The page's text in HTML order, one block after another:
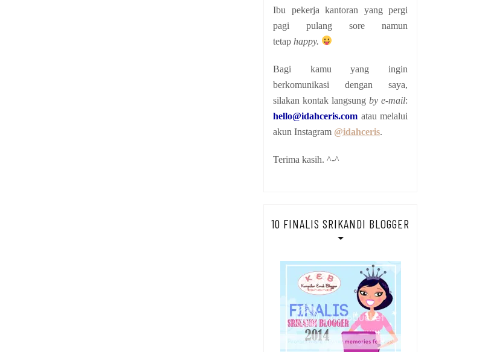
Ibu pekerja kantoran yang pergi
pagi pulang sore namun
tetap happy.
Bagi kamu yang ingin
berkomunikasi dengan saya,
silakan kontak langsung by e-mail:
hello@idahceris.com atau melalui
akun Instagram @idahceris.
Terima kasih. ^-^
10 FINALIS SRIKANDI BLOGGER